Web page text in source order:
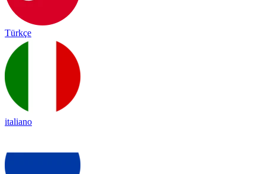
Türkçe
italiano